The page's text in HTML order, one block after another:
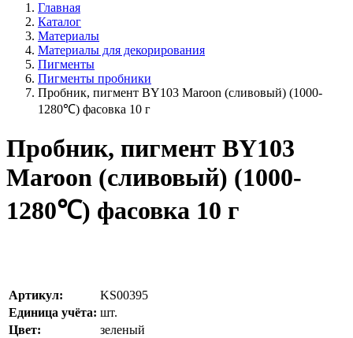
Главная
Каталог
Материалы
Материалы для декорирования
Пигменты
Пигменты пробники
Пробник, пигмент BY103 Maroon (сливовый) (1000-
1280℃) фасовка 10 г
Пробник, пигмент BY103
Maroon (сливовый) (1000-
1280℃) фасовка 10 г
Артикул:
KS00395
Единица учёта: шт.
Цвет:
зеленый